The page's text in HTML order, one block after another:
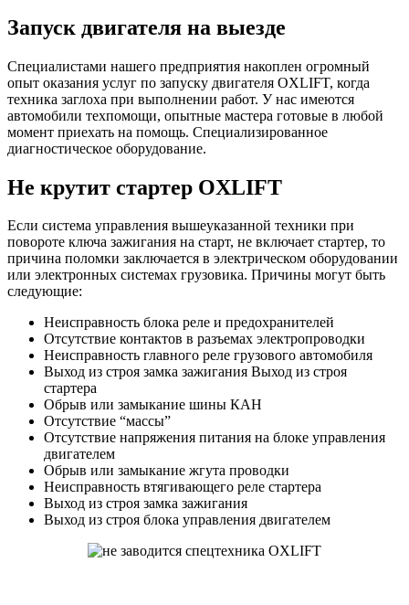
Запуск двигателя на выезде
Специалистами нашего предприятия накоплен огромный
опыт оказания услуг по запуску двигателя OXLIFT, когда
техника заглоха при выполнении работ. У нас имеются
автомобили техпомощи, опытные мастера готовые в любой
момент приехать на помощь. Специализированное
диагностическое оборудование.
Не крутит стартер OXLIFT
Если система управления вышеуказанной техники при
повороте ключа зажигания на старт, не включает стартер, то
причина поломки заключается в электрическом оборудовании
или электронных системах грузовика. Причины могут быть
следующие:
Неисправность блока реле и предохранителей
Отсутствие контактов в разъемах электропроводки
Неисправность главного реле грузового автомобиля
Выход из строя замка зажигания Выход из строя
стартера
Обрыв или замыкание шины КАН
Отсутствие “массы”
Отсутствие напряжения питания на блоке управления
двигателем
Обрыв или замыкание жгута проводки
Неисправность втягивающего реле стартера
Выход из строя замка зажигания
Выход из строя блока управления двигателем